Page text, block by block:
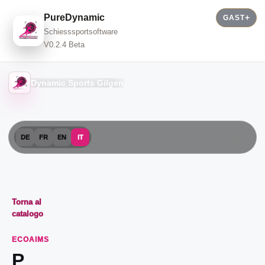
PureDynamic
Schiesssportsoftware
V0.2.4 Beta
GAST
Dynamic Sports Gilgen
DE FR EN IT
Torna al
catalogo
ECOAIMS
P